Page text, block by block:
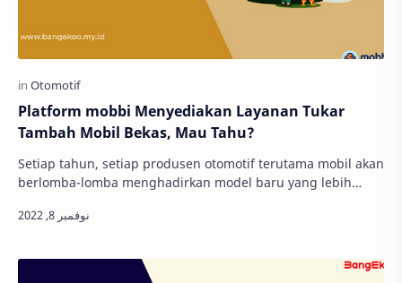
Platform mobbi Menyediakan Layanan Tukar
Tambah Mobil Bekas, Mau Tahu?
Setiap tahun, setiap produsen otomotif terutama mobil akan
berlomba-lomba menghadirkan model baru yang lebih